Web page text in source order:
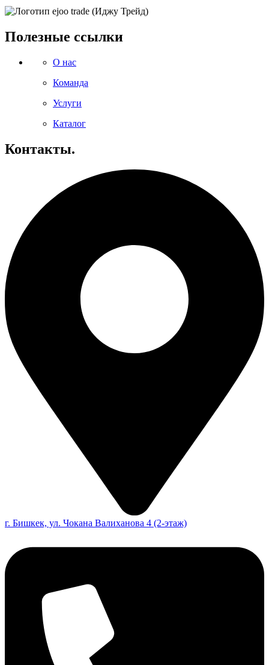
Полезные ссылки
О нас
Команда
Услуги
Каталог
Контакты.
г. Бишкек, ул. Чокана Валиханова 4 (2-этаж)